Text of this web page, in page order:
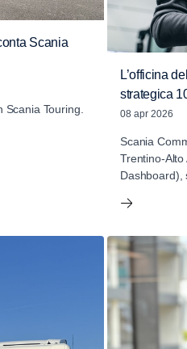
Scania
Touring.
L’officina
strategica
08 apr 2026
Scania
Trentino-Alto
Dashboard),